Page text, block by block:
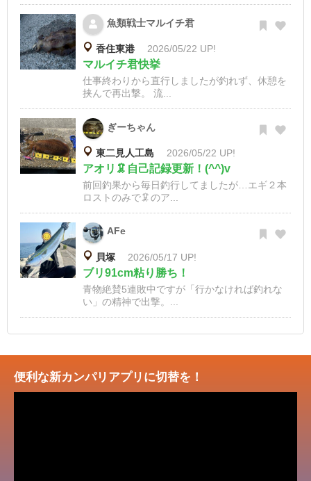
魚類戦士マルイチ君
香住東港 2026/05/22 UP!
マルイチ君快挙
仕事終わりから直行しましたが釣れず、休憩を
挟んで再出撃。 流...
ぎーちゃん
東二見人工島 2026/05/22 UP!
アオリ🦑自己記録更新！(^^)v
前回釣果から毎日釣行してましたが…エギ２本
ロストのみで🦑のア...
AFe
貝塚 2026/05/17 UP!
ブリ91cm粘り勝ち！
青物絶賛5連敗中ですが「行かなければ釣れな
い」の精神で出撃。...
便利な新カンパリアプリに切替を！